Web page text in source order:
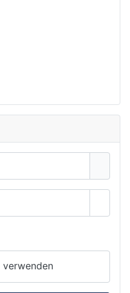
verwenden